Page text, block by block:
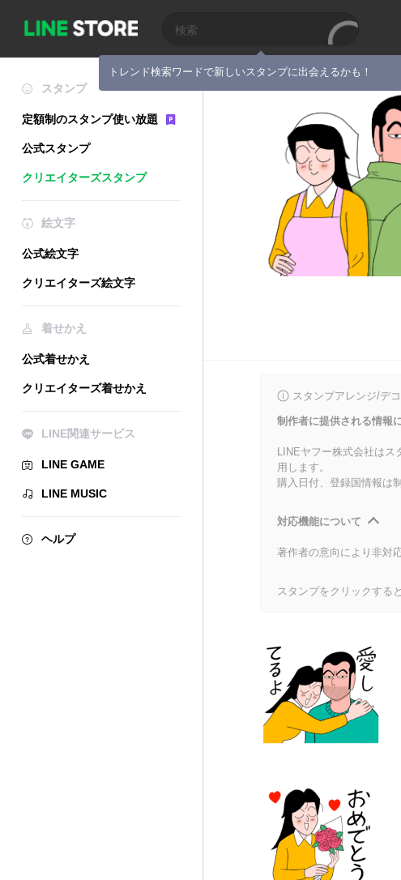
トレンド検索ワードで新しいスタンプに出会えるかも！
スタンプ
定額制のスタンプ使い放題
公式スタンプ
クリエイターズスタンプ
絵文字
公式絵文字
クリエイターズ絵文字
着せかえ
公式着せかえ
クリエイターズ着せかえ
LINE関連サービス
LINE GAME
LINE MUSIC
ヘルプ
スタンプアレンジ/デ
制作者に提供される情報
LINEヤフー株式会社はス
用します。
購入日付、登録国情報は
対応機能について
著作者の意向により非対
スタンプをクリックする